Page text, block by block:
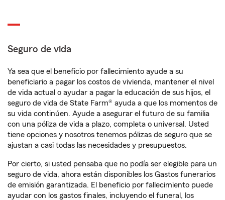
Seguro de vida
Ya sea que el beneficio por fallecimiento ayude a su
beneficiario a pagar los costos de vivienda, mantener el nivel
de vida actual o ayudar a pagar la educación de sus hijos, el
seguro de vida de State Farm® ayuda a que los momentos de
su vida continúen. Ayude a asegurar el futuro de su familia
con una póliza de vida a plazo, completa o universal. Usted
tiene opciones y nosotros tenemos pólizas de seguro que se
ajustan a casi todas las necesidades y presupuestos.
Por cierto, si usted pensaba que no podía ser elegible para un
seguro de vida, ahora están disponibles los Gastos funerarios
de emisión garantizada. El beneficio por fallecimiento puede
ayudar con los gastos finales, incluyendo el funeral, los